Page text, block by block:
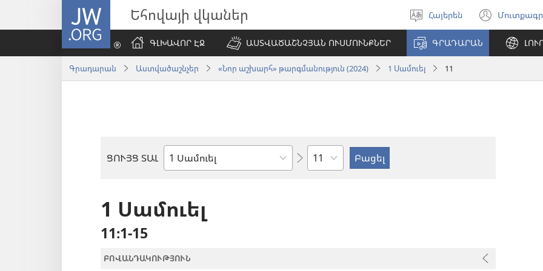
JW.ORG Եհովայի վկաներ
Ընտրել
լեզուն
Հայերեն
է
նոր
ԳԼԽԱՎՈՐ ԷՋ
ԱՍՏՎԱԾԱՇՆՉՅԱՆ ՈՒՍՄՈՒՆՔՆԵՐ ԳՐԱԴԱՐԱՆ
Գրադարան Աստվածաշնչեր «Նոր աշխարհ» թարգմանություն (2024) 1 Սամուել 11
ՑՈՒՅՑ ՏԱԼ
Աստվածաշնչյան
Ըստ
գլուխների
1 Սամուել
11։1-15
ԲՈՎԱՆԴԱԿՈՒԹՅՈՒՆ